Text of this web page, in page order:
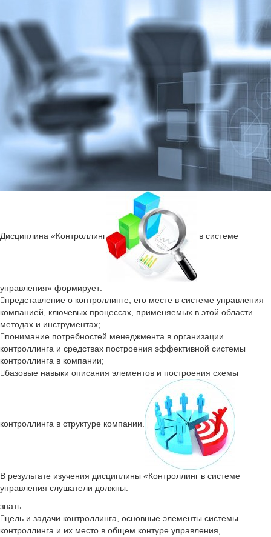
Дисциплина «Контроллинг в системе
управления» формирует:
представление о контроллинге, его месте в системе управления
компанией, ключевых процессах, применяемых в этой области
методах и инструментах;
понимание потребностей менеджмента в организации
контроллинга и средствах построения эффективной системы
контроллинга в компании;
базовые навыки описания элементов и построения схемы
контроллинга в структуре компании.
В результате изучения дисциплины «Контроллинг в системе
управления слушатели должны:
знать:
цель и задачи контроллинга, основные элементы системы
контроллинга и их место в общем контуре управления,